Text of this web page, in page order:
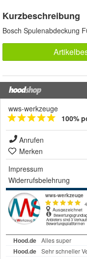
Kurzbeschreibung
Bosch Spulenabdeckung
wws-werkzeuge
100%
Anrufen
Merken
Impressum
Widerrufsbelehrung